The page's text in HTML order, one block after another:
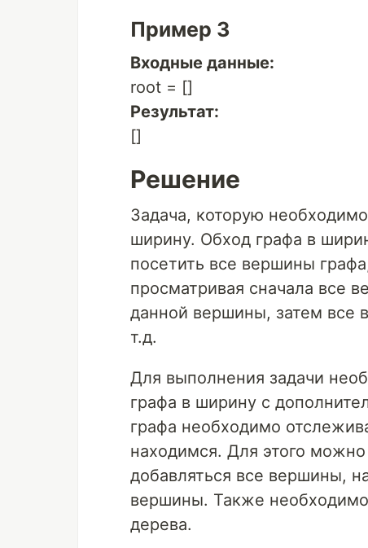
Пример 3
Входные данные:
root = []
Результат:
[]
Решение
Задача, которую
ширину. Обход графа в
посетить все вершины
просматривая сначала все
данной вершины, затем все
т.д.
Для выполнения задачи
графа в ширину с
графа необходимо
находимся. Для этого
добавляться все вершины,
вершины. Также необходимо
дерева.